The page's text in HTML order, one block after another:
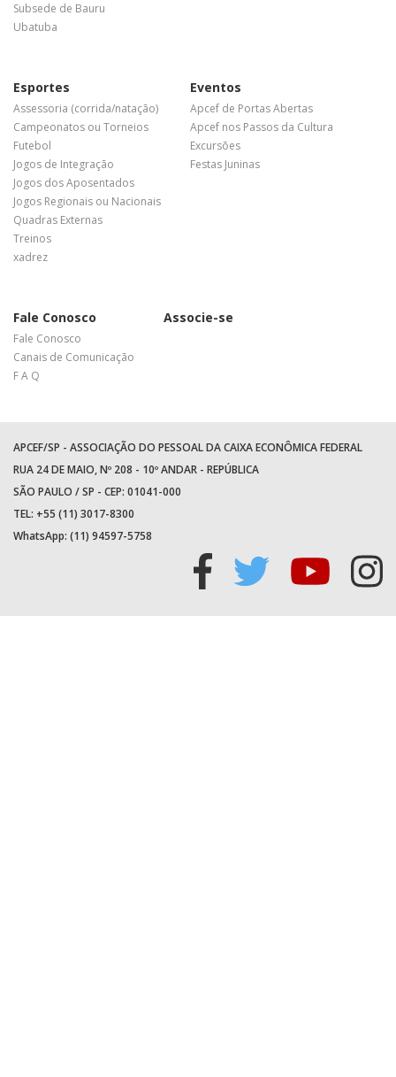
Subsede de Bauru
Ubatuba
Esportes
Assessoria (corrida/natação)
Campeonatos ou Torneios
Futebol
Jogos de Integração
Jogos dos Aposentados
Jogos Regionais ou Nacionais
Quadras Externas
Treinos
xadrez
Eventos
Apcef de Portas Abertas
Apcef nos Passos da Cultura
Excursões
Festas Juninas
Fale Conosco
Fale Conosco
Canais de Comunicação
F A Q
Associe-se
APCEF/SP - ASSOCIAÇÃO DO PESSOAL DA CAIXA ECONÔMICA FEDERAL
RUA 24 DE MAIO, Nº 208 - 10º ANDAR - REPÚBLICA
SÃO PAULO / SP - CEP: 01041-000
TEL: +55 (11) 3017-8300
WhatsApp: (11) 94597-5758
Acessar
Acessar